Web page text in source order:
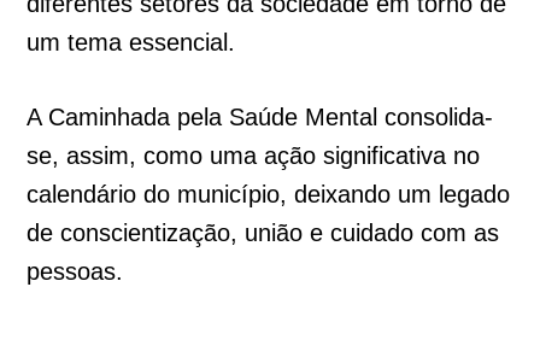
um tema essencial.
A Caminhada pela Saúde Mental consolida-
se, assim, como uma ação significativa no
calendário do município, deixando um legado
de conscientização, união e cuidado com as
pessoas.